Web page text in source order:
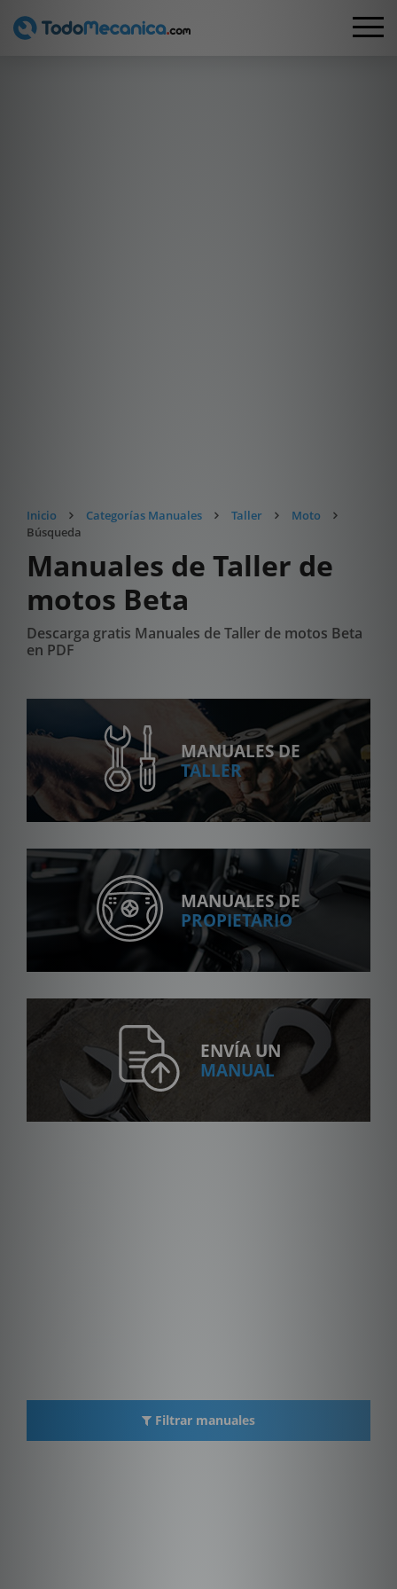
Inicio Categorías Manuales Taller
Moto
Búsqueda
Manuales de Taller de
motos Beta
Descarga gratis Manuales de Taller de motos Beta
en PDF
MANUALES DE
TALLER
MANUALES DE
PROPIETARIO
ENVÍA UN
MANUAL
Filtrar manuales